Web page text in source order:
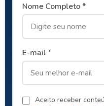
Nome Completo *
E-mail *
Aceito receber